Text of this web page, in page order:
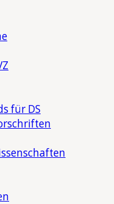
für DS